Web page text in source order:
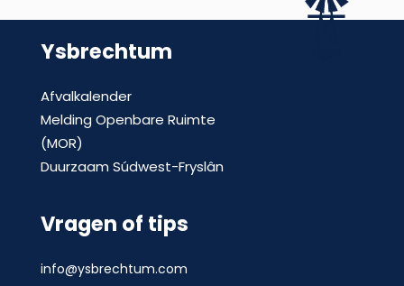
Ysbrechtum
Afvalkalender
Melding Openbare Ruimte
(MOR)
Duurzaam Súdwest-Fryslân
Vragen of tips
info@ysbrechtum.com